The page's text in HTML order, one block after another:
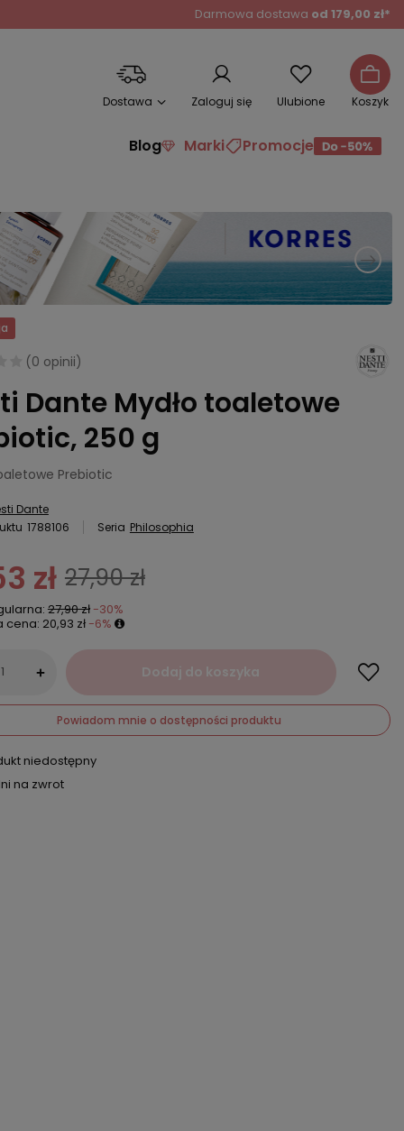
Darmowa dostawa od 179,00 zł*
Dostawa Zaloguj się Ulubione Koszyk
Blog Marki Promocje
(0 opinii)
Dante Mydło toaletowe
250 g
Prebiotic
Dante
1788106 Seria Philosophia
zł 27,90 zł
27,90 zł -30%
cena: 20,93 zł -6%
+ Dodaj do koszyka
Powiadom mnie o dostępności produktu
niedostępny
na zwrot